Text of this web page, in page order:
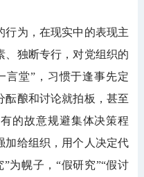
为，在现实中的表现主
、独断专行，对党组织的
言堂”，习惯于逢事先定
酝酿和讨论就拍板，甚至
的故意规避集体决策程
加给组织，用个人决定代
为幌子，“假研究”“假讨